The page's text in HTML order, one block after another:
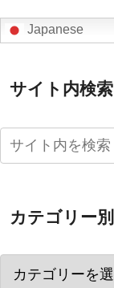
Japanese
サイト内検索
カテゴリー別